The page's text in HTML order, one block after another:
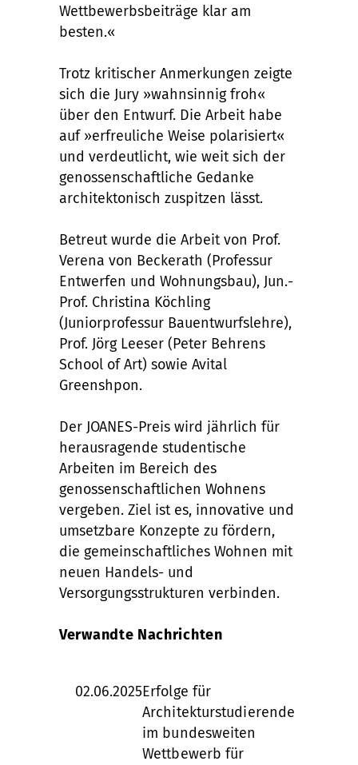
Wettbewerbsbeiträge klar am
besten.«
Trotz kritischer Anmerkungen zeigte
sich die Jury »wahnsinnig froh«
über den Entwurf. Die Arbeit habe
auf »erfreuliche Weise polarisiert«
und verdeutlicht, wie weit sich der
genossenschaftliche Gedanke
architektonisch zuspitzen lässt.
Betreut wurde die Arbeit von Prof.
Verena von Beckerath (Professur
Entwerfen und Wohnungsbau), Jun.-
Prof. Christina Köchling
(Juniorprofessur Bauentwurfslehre),
Prof. Jörg Leeser (Peter Behrens
School of Art) sowie Avital
Greenshpon.
Der JOANES-Preis wird jährlich für
herausragende studentische
Arbeiten im Bereich des
genossenschaftlichen Wohnens
vergeben. Ziel ist es, innovative und
umsetzbare Konzepte zu fördern,
die gemeinschaftliches Wohnen mit
neuen Handels- und
Versorgungsstrukturen verbinden.
Verwandte Nachrichten
02.06.2025Erfolge für
Architekturstudierende
im bundesweiten
Wettbewerb für